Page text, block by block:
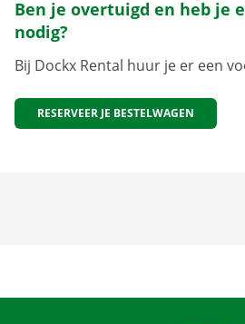
Ben je overtuigd en heb je
nodig?
Bij Dockx Rental huur je er een
RESERVEER JE BESTELWAGEN